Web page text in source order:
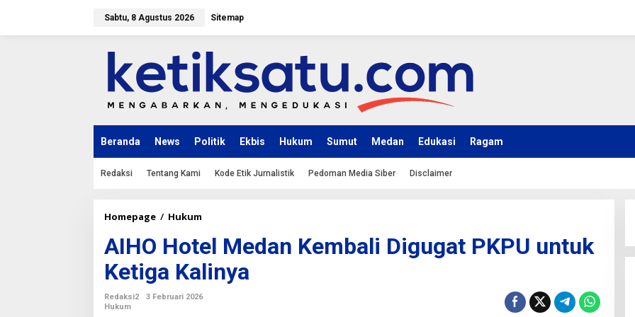
Sabtu, 8 Agustus 2026 Sitemap
Beranda News Politik Ekbis Hukum Sumut Medan Edukasi Ragam
Redaksi Tentang Kami Kode Etik Jurnalistik Pedoman Media Siber Disclaimer
Homepage / Hukum
H
O
H
o
t
AIHO Hotel Medan Kembali Digugat PKPU untuk
Ketiga Kalinya
Redaksi2
3 Februari 2026
Hukum